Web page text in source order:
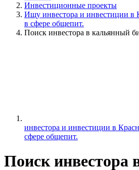
Инвестиционные проекты
Ищу инвестора и инвестиции в
в сфере общепит.
Поиск инвестора в кальянный
инвестора и инвестиции в
сфере общепит.
Поиск инвестора